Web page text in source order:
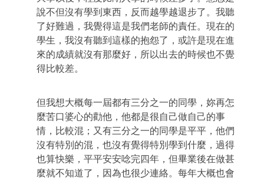
說不但沒有學到東西，反而越學越退步了。我聽
了好難過，我覺得這是我們老師的責任。現在的
學生，我沒有聽到這樣的抱怨了，或許是現在進
來的成績就沒有那麼好，所以出去的時候也不覺
得比較差。
但我想大概每一屆都有三分之一的同學，妳再怎
麼苦口婆心的勸他，他都是很自己做自己的事
情，比較混；又有三分之一的同學是平平，他們
沒有特別的混，也沒有覺得特別學到什麼，過得
也算快樂，平平安安唸完四年，但畢業後在做甚
麼就不知道了，因為也很少連絡。每年大概也會